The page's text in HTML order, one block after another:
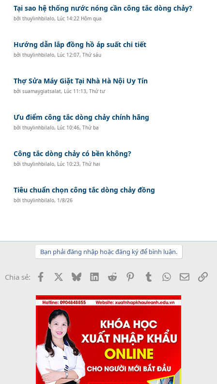
Tại sao hệ thống nước nóng cần công tắc dòng chảy?
bởithuylinhbilalo, Lúc 14:22 Hôm qua
Hướng dẫn lắp đồng hồ áp suất chi tiết
bởithuylinhbilalo, Lúc 12:07, Thứ sáu
Thợ Sửa Máy Giặt Tại Nhà Hà Nội Uy Tín
bởisuamaygiatsalat, Lúc 11:13, Thứ tư
Ưu điểm công tắc dòng chảy chính hãng
bởithuylinhbilalo, Lúc 10:46, Thứ ba
Công tắc dòng chảy có bền không?
bởithuylinhbilalo, Lúc 10:23, Thứ hai
Tiêu chuẩn chọn công tắc dòng chảy đồng
bởithuylinhbilalo, 1/8/26
Bạn phải đăng nhập hoặc đăng ký để bình luận.
Chia sẻ: Facebook BlueskyLinkedInReddit PinterestTumblrWhatsApp
Email